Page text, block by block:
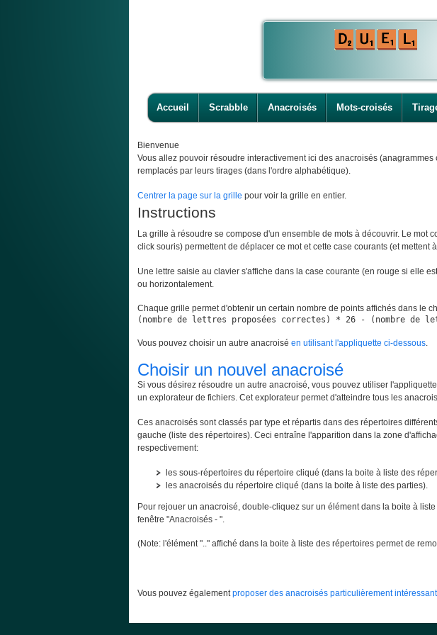
Accueil Scrabble Anacroisés Mots-croisés
Bienvenue
Vous allez pouvoir résoudre interactivement ici des anacroisés
remplacés par leurs tirages (dans l'ordre alphabétique).
Centrer la page sur la grille pour voir la grille en entier.
Instructions
La grille à résoudre se compose d'un ensemble de mots à découvrir. Le mot
click souris) permettent de déplacer ce mot et cette case courants (et
Une lettre saisie au clavier s'affiche dans la case courante (en rouge si elle
ou horizontalement.
Chaque grille permet d'obtenir un certain nombre de points affichés dans le
(nombre de lettres proposées correctes) * 26 - (nombre de
Vous pouvez choisir un autre anacroisé en utilisant l'appliquette ci-dessous.
Choisir un nouvel anacroisé
Si vous désirez résoudre un autre anacroisé, vous pouvez utiliser
un explorateur de fichiers. Cet explorateur permet d'atteindre tous les
Ces anacroisés sont classés par type et répartis dans des répertoires
gauche (liste des répertoires). Ceci entraîne l'apparition dans la zone
respectivement:
les sous-répertoires du répertoire cliqué (dans la boite à liste des
les anacroisés du répertoire cliqué (dans la boite à liste des parties).
Pour rejouer un anacroisé, double-cliquez sur un élément dans la boite à
fenêtre "Anacroisés - ".
(Note: l'élément ".." affiché dans la boite à liste des répertoires permet de
Vous pouvez égalementproposer des anacroisés particulièrement